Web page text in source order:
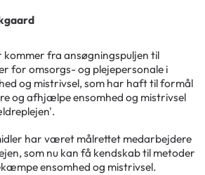
kommer fra ansøgningspuljen til
for omsorgs- og plejepersonale i
og mistrivsel, som har haft til formål
og afhjælpe ensomhed og mistrivsel
har været målrettet medarbejdere
som nu kan få kendskab til metoder
ensomhed og mistrivsel.